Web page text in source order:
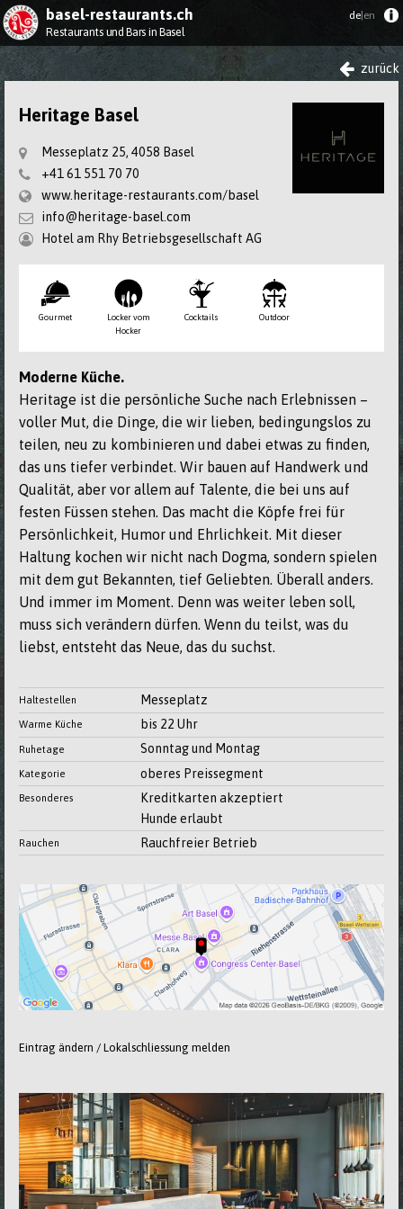
basel-restaurants.ch
Restaurants und Bars in Basel
de|en
zurück
Heritage Basel
Messeplatz 25, 4058 Basel
+41 61 551 70 70
www.heritage-restaurants.com/basel
info@heritage-basel.com
Hotel am Rhy Betriebsgesellschaft AG
Gourmet
Locker vom
Hocker
Cocktails Outdoor
Moderne Küche.
Heritage ist die persönliche Suche nach Erlebnissen –
voller Mut, die Dinge, die wir lieben, bedingungslos zu
teilen, neu zu kombinieren und dabei etwas zu finden,
das uns tiefer verbindet. Wir bauen auf Handwerk und
Qualität, aber vor allem auf Talente, die bei uns auf
festen Füssen stehen. Das macht die Köpfe frei für
Persönlichkeit, Humor und Ehrlichkeit. Mit dieser
Haltung kochen wir nicht nach Dogma, sondern spielen
mit dem gut Bekannten, tief Geliebten. Überall anders.
Und immer im Moment. Denn was weiter leben soll,
muss sich verändern dürfen. Wenn du teilst, was du
liebst, entsteht das Neue, das du suchst.
Haltestellen Messeplatz
Warme Küche bis 22 Uhr
Ruhetage Sonntag und Montag
Kategorie oberes Preissegment
Besonderes
Kreditkarten akzeptiert
Hunde erlaubt
Rauchen Rauchfreier Betrieb
Eintrag ändern / Lokalschliessung melden